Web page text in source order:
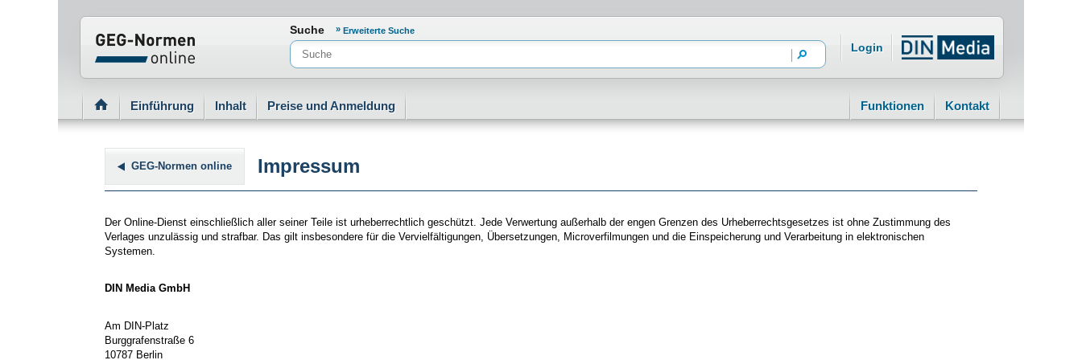
Normenportal Barrierefreiheit
Suche Erweiterte Suche
Login
Einführung Inhalt Preise und Anmeldung Funktionen Kontakt
GEG-Normen online Impressum
Der Online-Dienst einschließlich aller seiner Teile ist urheberrechtlich geschützt. Jede Verwertung außerhalb der engen Grenzen des Urheberrechtsgesetzes ist ohne Zustimmung des
Verlages unzulässig und strafbar. Das gilt insbesondere für die Vervielfältigungen, Übersetzungen, Microverfilmungen und die Einspeicherung und Verarbeitung in elektronischen
Systemen.
DIN Media GmbH
Am DIN-Platz
Burggrafenstraße 6
10787 Berlin